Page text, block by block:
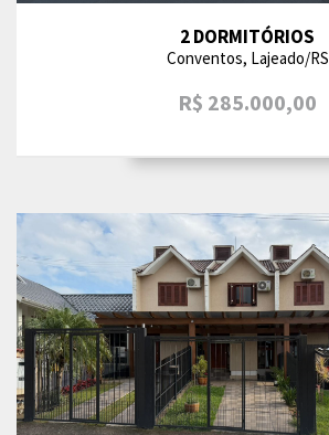
2 DORMITÓRIOS
Conventos, Lajeado/RS
R$ 285.000,00